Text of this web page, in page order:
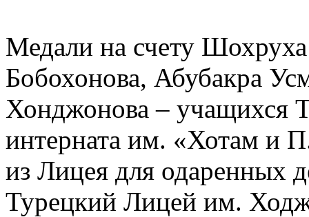
Медали на счету
Бобохонова, Абубакра
Хонджонова – учащихся
интерната им. «Хотам и
из Лицея для одаренных
Турецкий Лицей им.